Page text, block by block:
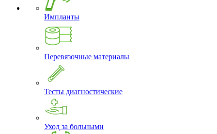
Импланты
Перевязочные материалы
Тесты диагностические
Уход за больными